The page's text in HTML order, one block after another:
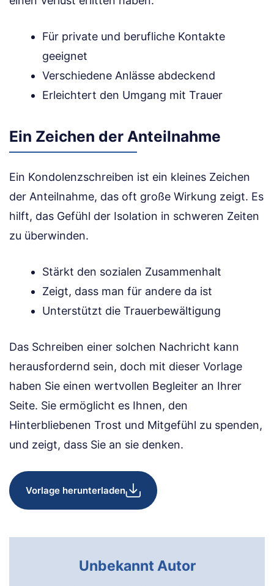
Für private und berufliche Kontakte
geeignet
Verschiedene Anlässe abdeckend
Erleichtert den Umgang mit Trauer
Ein Zeichen der Anteilnahme
Ein Kondolenzschreiben ist ein kleines Zeichen
der Anteilnahme, das oft große Wirkung zeigt. Es
hilft, das Gefühl der Isolation in schweren Zeiten
zu überwinden.
Stärkt den sozialen Zusammenhalt
Zeigt, dass man für andere da ist
Unterstützt die Trauerbewältigung
Das Schreiben einer solchen Nachricht kann
herausfordernd sein, doch mit dieser Vorlage
haben Sie einen wertvollen Begleiter an Ihrer
Seite. Sie ermöglicht es Ihnen, den
Hinterbliebenen Trost und Mitgefühl zu spenden,
und zeigt, dass Sie an sie denken.
Vorlage herunterladen
Unbekannt Autor